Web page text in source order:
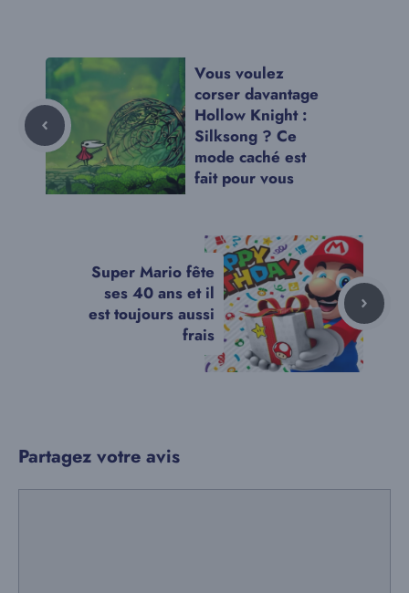
Vous voulez
corser davantage
Hollow Knight :
Silksong ? Ce
mode caché est
fait pour vous
Super Mario fête
ses 40 ans et il
est toujours aussi
frais
Partagez votre avis